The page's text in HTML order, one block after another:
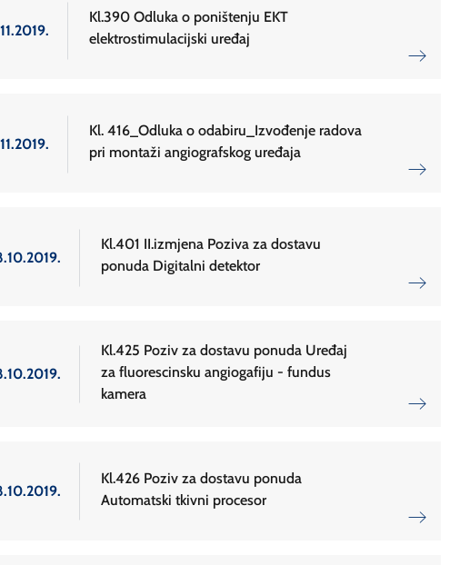
Kl.390 Odluka o poništenju EKT
elektrostimulacijski uređaj
Kl. 416_Odluka o odabiru_Izvođenje radova
pri montaži angiografskog uređaja
Kl.401 II.izmjena Poziva za dostavu
ponuda Digitalni detektor
Kl.425 Poziv za dostavu ponuda Uređaj
za fluorescinsku angiogafiju - fundus
kamera
Kl.426 Poziv za dostavu ponuda
Automatski tkivni procesor